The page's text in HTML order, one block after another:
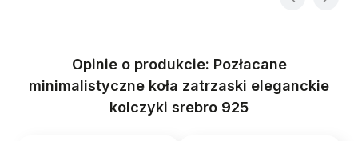
Opinie o produkcie: Pozłacane
minimalistyczne koła zatrzaski eleganckie
kolczyki srebro 925